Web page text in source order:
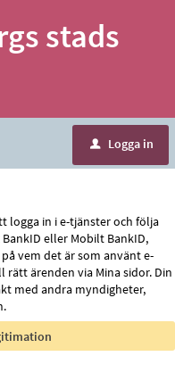
stads
u Logga in
logga in i e-tjänster och följa
eller Mobilt BankID,
vem det är som använt e-
ärenden via Mina sidor. Din
med andra myndigheter,